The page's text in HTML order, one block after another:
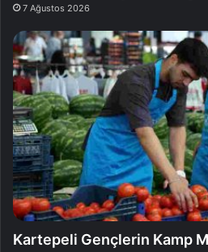
7 Ağustos 2026
Kartepeli Gençlerin Kamp